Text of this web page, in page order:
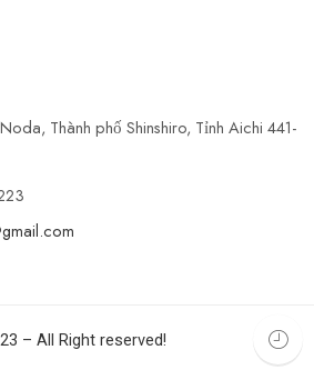
Thành phố Shinshiro, Tỉnh Aichi 441-
– All Right reserved!